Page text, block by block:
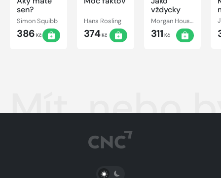
sen?
Simon Squibb
386 Kč
Hans Rosling
374Kč
vždycky
Morgan Housel
311 Kč
Mít, nebo
PŘEPNOUT SVĚTLÝ/TMAVÝ REŽIM